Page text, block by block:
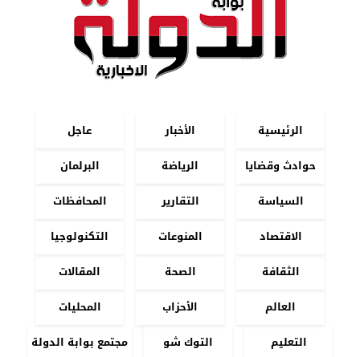
الرئيسية الأخبار
عاجل
حوادث وقضايا
الرياضة
البرلمان
السياسة
التقارير
المحافظات
الاقتصاد
المنوعات
التكنولوجيا
الثقافة
الصحة
المقالات
العالم
الأحزاب
المحليات
التعليم
التوك شو مجتمع بوابة الدولة